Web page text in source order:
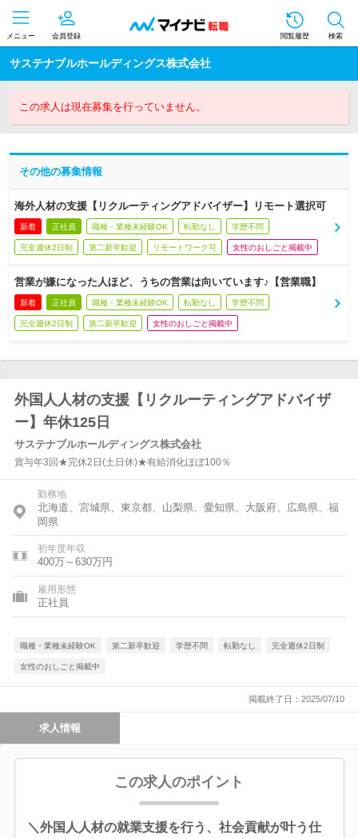
メニュー 会員登録 閲覧履歴 検索
サステナブルホールディングス株式会社
この求人は現在募集を行っていません。
その他の募集情報
海外人材の支援【リクルーティングアドバイザー】リモート選択可
新着 正社員 職種・業種未経験OK 転勤なし 学歴不問
完全週休2日制 第二新卒歓迎 リモートワーク可 女性のおしごと掲載中
営業が嫌になった人ほど、うちの営業は向いています♪【営業職】
新着 正社員 職種・業種未経験OK 転勤なし 学歴不問
完全週休2日制 第二新卒歓迎 女性のおしごと掲載中
外国人人材の支援【リクルーティングアドバイザ
ー】年休125日
サステナブルホールディングス株式会社
賞与年3回★完休2日(土日休)★有給消化ほぼ100％
勤務地
北海道、宮城県、東京都、山梨県、愛知県、大阪府、広島県、福
岡県
初年度年収
400万～630万円
雇用形態
正社員
職種・業種未経験OK 第二新卒歓迎 学歴不問 転勤なし 完全週休2日制
女性のおしごと掲載中
掲載終了日：2025/07/10
求人情報
この求人のポイント
＼外国人人材の就業支援を行う、社会貢献が叶う仕